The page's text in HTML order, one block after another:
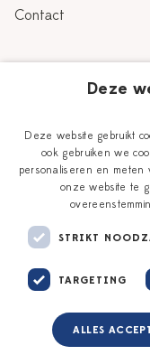
Contact
Verhaal
Onze plateelschilders
Deze
Deze website gebruikt
ook gebruiken we
personaliseren en meten
onze website te
STRIKT
TARGETING
ALLES